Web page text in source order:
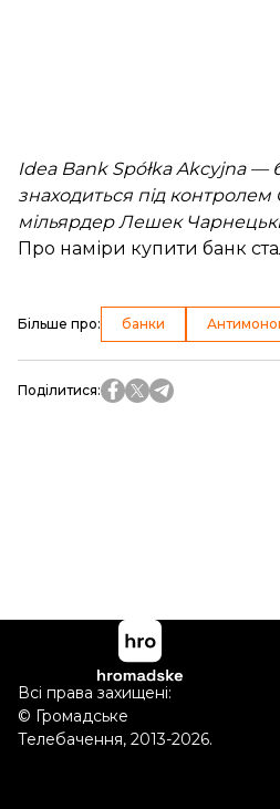
Idea Bank Spółka Akcyjna —
знаходиться під
мільярдер Лешек
Про наміри купити банк
Більше про: банки
Поділитися:
Всі права захищені:
© Громадське
Телебачення, 2013-2026.